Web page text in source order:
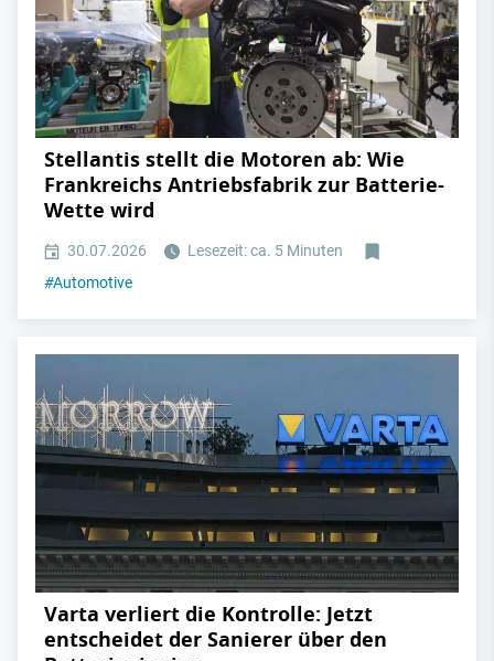
Stellantis stellt die Motoren ab: Wie
Frankreichs Antriebsfabrik zur Batterie-
Wette wird
30.07.2026
Lesezeit: ca. 5 Minuten
#Automotive
Varta verliert die Kontrolle: Jetzt
entscheidet der Sanierer über den